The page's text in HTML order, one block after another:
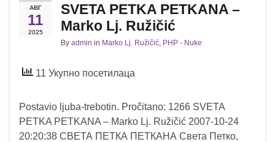
АВГ
11
2025
SVETA PETKA PETKANA –
Marko Lj. Ružičić
By admin in Marko Lj. Ružičić, PHP - Nuke
11 Укупно посетилаца
Postavio ljuba-trebotin. Pročitano: 1266 SVETA
PETKA PETKANA – Marko Lj. Ružičić 2007-10-24
20:20:38 СВЕТА ПЕТКА ПЕТКАНА Света Петко,